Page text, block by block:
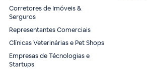
Corretores de Imóveis &
Serguros
Representantes Comerciais
Clínicas Veterinárias e Pet Shops
Empresas de Técnologias e
Startups